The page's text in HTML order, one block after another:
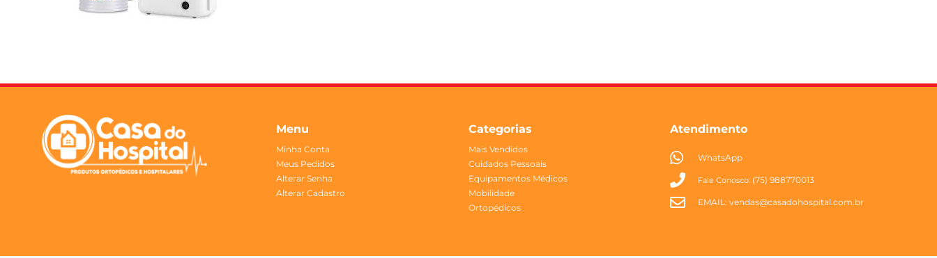
Menu
Minha Conta
Meus Pedidos
Alterar Senha
Alterar Cadastro
Categorias
Mais Vendidos
Cuidados Pessoais
Equipamentos Médicos
Mobilidade
Ortopédicos
Atendimento
WhatsApp
Fale Conosco: (75) 988770013
EMAIL:vendas@casadohospital.com.br